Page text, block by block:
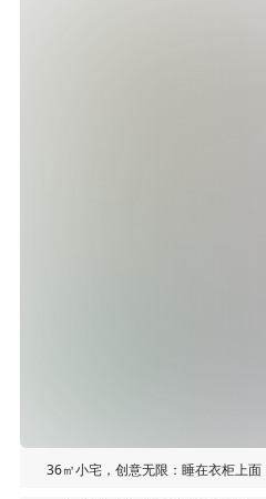
36㎡小宅，创意无限：睡在衣柜上面